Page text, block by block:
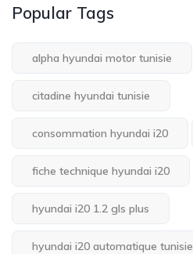
Popular Tags
alpha hyundai motor tunisie
citadine hyundai tunisie
consommation hyundai i20
fiche technique hyundai i20
hyundai i20 1.2 gls plus
hyundai i20 automatique tunisie